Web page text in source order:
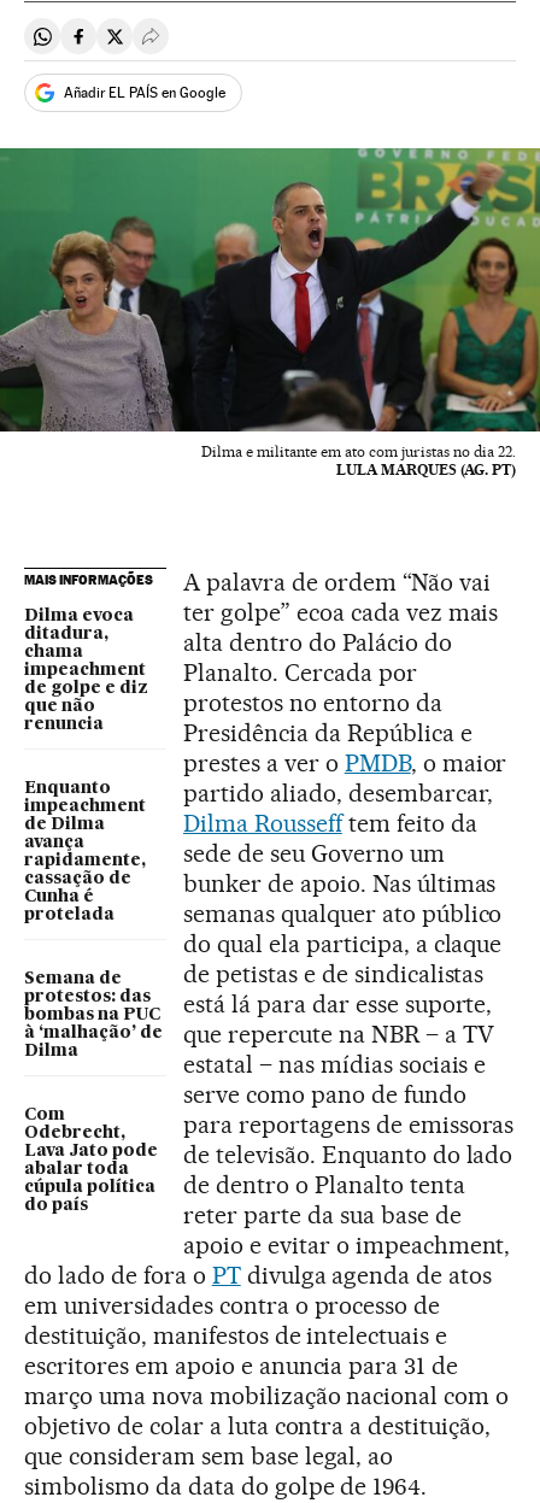
Compartir en Whatsapp
Compartir en Facebook
Compartir en Twitter
Desplegar Redes Sociales
Añadir EL PAÍS en Google
Dilma e militante em ato com juristas no dia 22.
LULA MARQUES (AG. PT)
MAIS INFORMAÇÕES
Dilma evoca
ditadura,
chama
impeachment
de golpe e diz
que não
renuncia
Enquanto
impeachment
de Dilma
avança
rapidamente,
cassação de
Cunha é
protelada
Semana de
protestos: das
bombas na PUC
à ‘malhação’ de
Dilma
Com
Odebrecht,
Lava Jato pode
abalar toda
cúpula política
do país
A palavra de ordem “Não vai
ter golpe” ecoa cada vez mais
alta dentro do Palácio do
Planalto. Cercada por
protestos no entorno da
Presidência da República e
prestes a ver o PMDB, o maior
partido aliado, desembarcar,
Dilma Roussefftem feito da
sede de seu Governo um
bunker de apoio. Nas últimas
semanas qualquer ato público
do qual ela participa, a claque
de petistas e de sindicalistas
está lá para dar esse suporte,
que repercute na NBR – a TV
estatal – nas mídias sociais e
serve como pano de fundo
para reportagens de emissoras
de televisão. Enquanto do lado
de dentro o Planalto tenta
reter parte da sua base de
apoio e evitar o impeachment,
do lado de fora o PTdivulga agenda de atos
em universidades contra o processo de
destituição, manifestos de intelectuais e
escritores em apoio e anuncia para 31 de
março uma nova mobilização nacional com o
objetivo de colar a luta contra a destituição,
que consideram sem base legal, ao
simbolismo da data do golpe de 1964.